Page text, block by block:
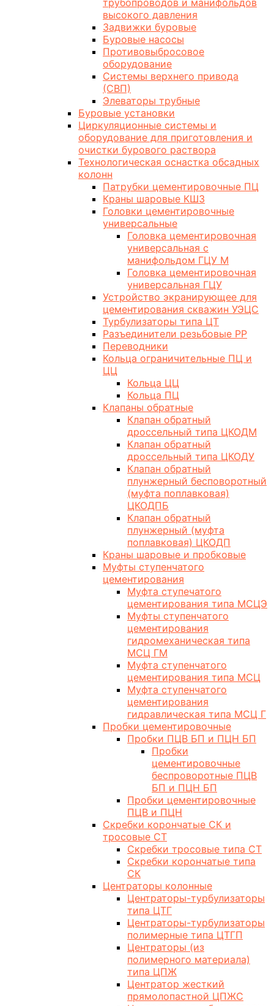
трубопроводов и манифольдов
высокого давления
Задвижки буровые
Буровые насосы
Противовыбросовое
оборудование
Системы верхнего привода
(СВП)
Элеваторы трубные
Буровые установки
Циркуляционные системы и
оборудование для приготовления и
очистки бурового раствора
Технологическая оснастка обсадных
колонн
Патрубки цементировочные ПЦ
Краны шаровые КШЗ
Головки цементировочные
универсальные
Головка цементировочная
универсальная с
манифольдом ГЦУ М
Головка цементировочная
универсальная ГЦУ
Устройство экранирующее для
цементирования скважин УЭЦС
Турбулизаторы типа ЦТ
Разъединители резьбовые РР
Переводники
Кольца ограничительные ПЦ и
ЦЦ
Кольца ЦЦ
Кольца ПЦ
Клапаны обратные
Клапан обратный
дроссельный типа ЦКОДМ
Клапан обратный
дроссельный типа ЦКОДУ
Клапан обратный
плунжерный бесповоротный
(муфта поплавковая)
ЦКОДПБ
Клапан обратный
плунжерный (муфта
поплавковая) ЦКОДП
Краны шаровые и пробковые
Муфты ступенчатого
цементирования
Муфта ступечатого
цементирования типа МСЦЭ
Муфты ступенчатого
цементирования
гидромеханическая типа
МСЦ ГМ
Муфта ступенчатого
цементирования типа МСЦ
Муфта ступенчатого
цементирования
гидравлическая типа МСЦ Г
Пробки цементировочные
Пробки ПЦВ БП и ПЦН БП
Пробки
цементировочные
беспроворотные ПЦВ
БП и ПЦН БП
Пробки цементировочные
ПЦВ и ПЦН
Скребки корончатые СК и
тросовые СТ
Скребки тросовые типа СТ
Скребки корончатые типа
СК
Центраторы колонные
Центраторы-турбулизаторы
типа ЦТГ
Центраторы-турбулизаторы
полимерные типа ЦТГП
Центраторы (из
полимерного материала)
типа ЦПЖ
Центратор жесткий
прямолопастной ЦПЖС